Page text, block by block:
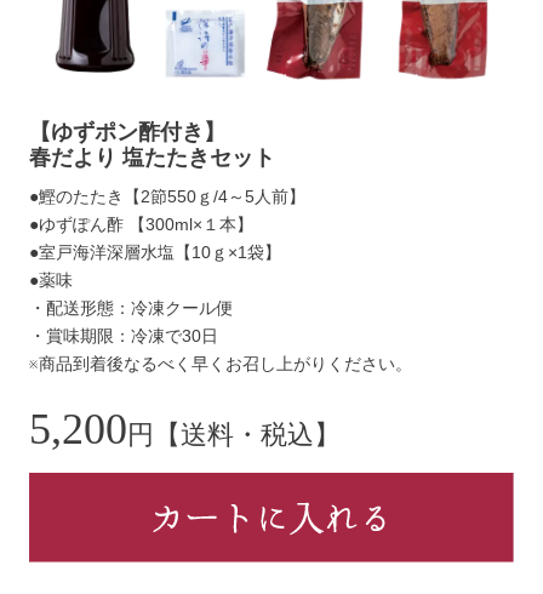
【ゆずポン酢付き】
春だより 塩たたきセット
●鰹のたたき【2節550ｇ/4～5人前】
●ゆずぽん酢 【300ml×１本】
●室戸海洋深層水塩【10ｇ×1袋】
●薬味
・配送形態：冷凍クール便
・賞味期限：冷凍で30日
※商品到着後なるべく早くお召し上がりください。
5,200 円【送料・税込】